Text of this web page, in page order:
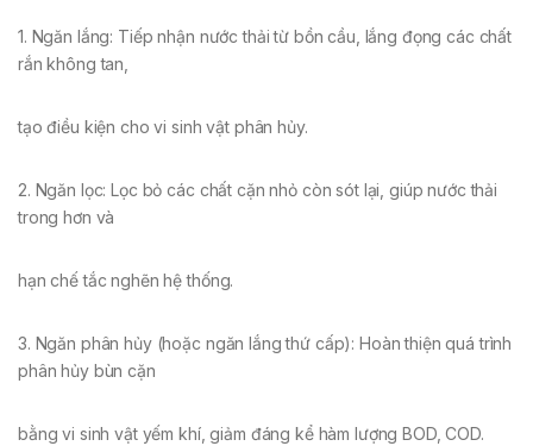
1. Ngăn lắng: Tiếp nhận nước thải từ bồn cầu, lắng đọng các chất
rắn không tan,
tạo điều kiện cho vi sinh vật phân hủy.
2. Ngăn lọc: Lọc bỏ các chất cặn nhỏ còn sót lại, giúp nước thải
trong hơn và
hạn chế tắc nghẽn hệ thống.
3. Ngăn phân hủy (hoặc ngăn lắng thứ cấp): Hoàn thiện quá trình
phân hủy bùn cặn
bằng vi sinh vật yếm khí, giảm đáng kể hàm lượng BOD, COD.